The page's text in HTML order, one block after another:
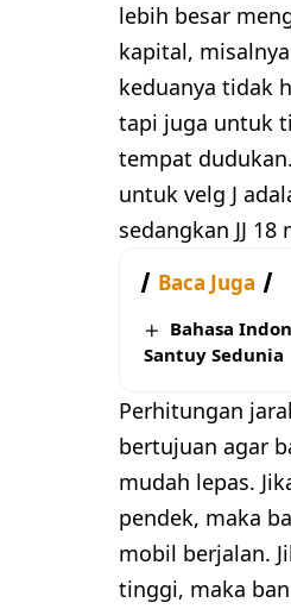
lebih besar
kapital, misalnya
keduanya tidak
tapi juga untuk
tempat
untuk velg J
sedangkan JJ 18
Baca Juga
Bahasa
Santuy Sedunia
Perhitungan
bertujuan agar
mudah lepas.
pendek, maka
mobil berjalan.
tinggi, maka